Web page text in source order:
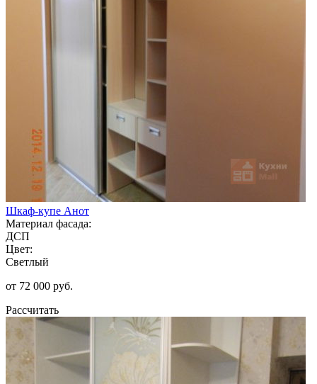
Шкаф-купе Анот
Материал фасада:
ДСП
Цвет:
Светлый
от 72 000 руб.
Рассчитать